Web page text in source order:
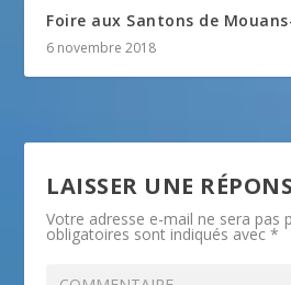
Foire aux Santons de
6 novembre 2018
LAISSER UNE
Votre adresse e-mail ne sera pas
obligatoires sont indiqués avec*